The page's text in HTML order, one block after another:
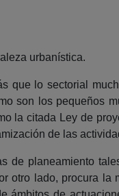
urbanística.
que lo sectorial
son los pequeños
la citada Ley de
de las
de planeamiento
otro lado, procura